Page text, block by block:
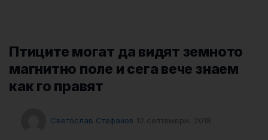
Птиците могат да видят земното
магнитно поле и сега вече знаем
как го правят
Светослав Стефанов 12 септември, 2018